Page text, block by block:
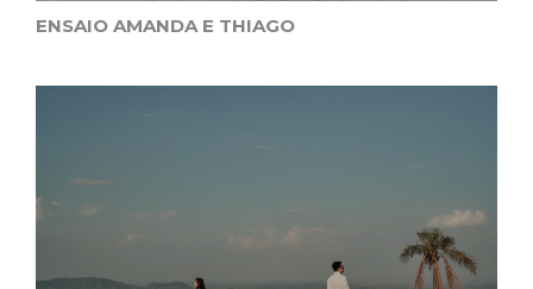
ENSAIO AMANDA E THIAGO